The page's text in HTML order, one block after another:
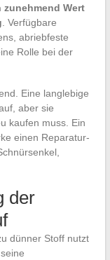
zunehmend Wert
. Verfügbare
abriebfeste
Rolle bei der
Eine langlebige
aber sie
kaufen muss. Ein
einen Reparatur-
der
dünner Stoff nutzt